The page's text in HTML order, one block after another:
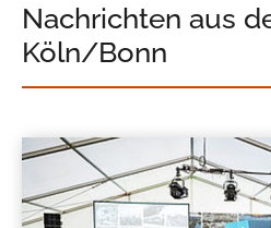
Nachrichten aus
Köln/Bonn